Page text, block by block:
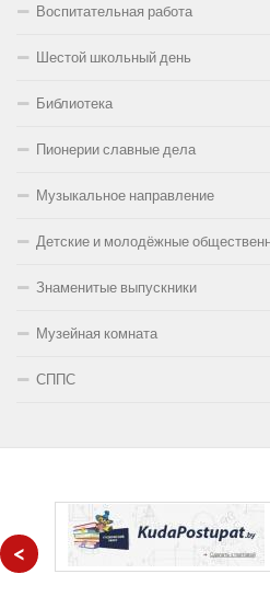
Воспитательная работа
Шестой школьный день
Библиотека
Пионерии славные дела
Музыкальное направление
Детские и молодёжные
Знаменитые выпускники
Музейная комната
СППС
<